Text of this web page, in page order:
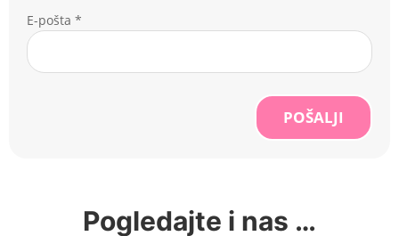
E-pošta *
POŠALJI
Pogledajte i nas …